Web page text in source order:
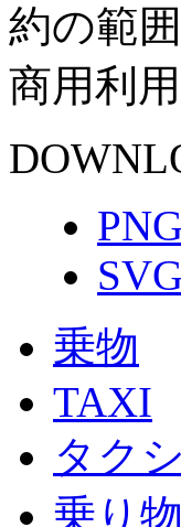
約の範
商用利
PNG
SVG
乗物
TAXI
タク
乗り物